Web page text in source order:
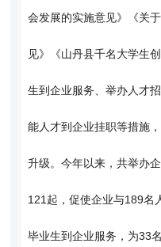
会发展的实施意见》《关
见》《山丹县千名大学生
生到企业服务、举办人才
能人才到企业挂职等措施
升级。今年以来，共举办
121起，促使企业与189名
毕业生到企业服务，为33